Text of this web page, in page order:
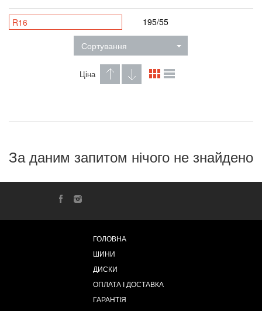
R16 195/55
Сортування
Ціна
За даним запитом нічого не знайдено
ГОЛОВНА
ШИНИ
ДИСКИ
ОПЛАТА І ДОСТАВКА
ГАРАНТІЯ